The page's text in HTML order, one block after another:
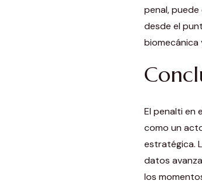
penal, puede
desde el
biomecánica
El penalti en
como un
estratégica.
datos
los